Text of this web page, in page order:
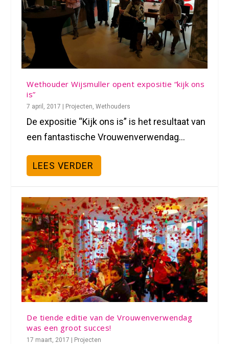
Wethouder Wijsmuller opent expositie “kijk ons
is”
7 april, 2017 Projecten,Wethouders
De expositie “Kijk ons is” is het resultaat van
een fantastische Vrouwenverwendag...
LEES VERDER
De tiende editie van de Vrouwenverwendag
was een groot succes!
17 maart, 2017 | Projecten